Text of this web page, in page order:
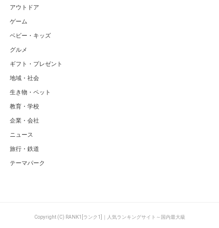
アウトドア
ゲーム
ベビー・キッズ
グルメ
ギフト・プレゼント
地域・社会
生き物・ペット
教育・学校
企業・会社
ニュース
旅行・鉄道
テーマパーク
Copyright (C) RANK1[ランク1]｜人気ランキングサイト～国内最大級